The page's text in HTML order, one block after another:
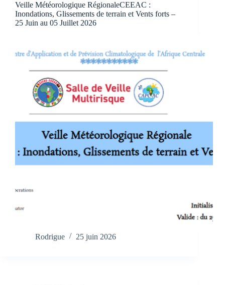
Veille Météorologique RégionaleCEEAC :
Inondations, Glissements de terrain et Vents forts –
25 Juin au 05 Juillet 2026
Rodrigue 25 juin 2026